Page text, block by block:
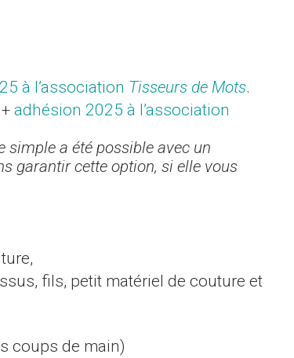
à l’association Tisseurs de Mots.
adhésion 2025 à l’association
simple a été possible avec un
garantir cette option, si elle vous
fils, petit matériel de couture et
coups de main)